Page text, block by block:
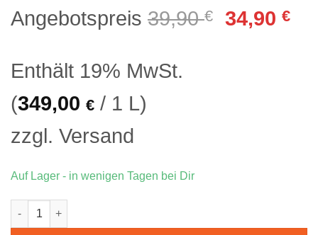
Angebotspreis 39,90€ 34,90 €
Enthält 19% MwSt.
(349,00 € / 1 L)
zzgl. Versand
Auf Lager - in wenigen Tagen bei Dir
Lattafa His Confession Menge